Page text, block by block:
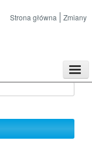
Strona główna Zmiany